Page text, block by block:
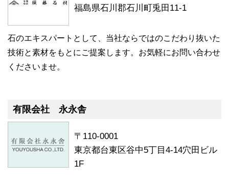
福島県石川郡石川町兎田11-1
石のエキスパートとして、当社ならではのこだわり抜いた
技術と素材をもとにご提案します。お気軽にお問い合わせ
くださいませ。
有限会社 永永舎
〒110-0001
東京都台東区谷中5丁目4-14穴田ビル
1F